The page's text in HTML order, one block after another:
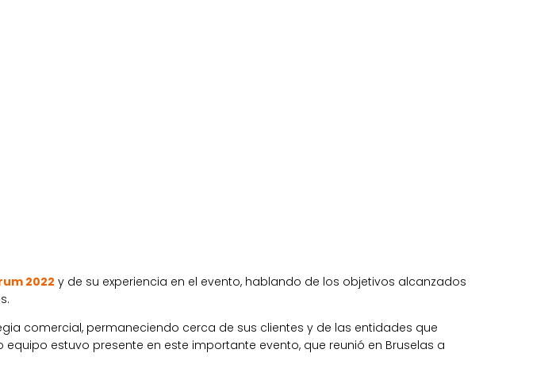
2022 y de su experiencia en el evento, hablando de los objetivos alcanzados
comercial, permaneciendo cerca de sus clientes y de las entidades que
estuvo presente en este importante evento, que reunió en Bruselas a